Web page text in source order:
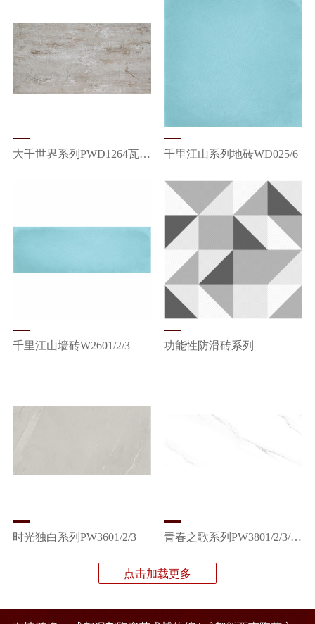
大千世界系列PWD1264瓦尔登 千里江山系列地砖WD025/6
千里江山墙砖W2601/2/3 功能性防滑砖系列
时光独白系列PW3601/2/3 青春之歌系列PW3801/2/3/4/5
点击加载更多